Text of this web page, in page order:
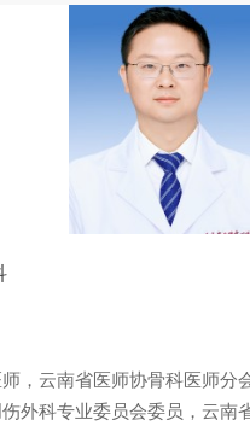
，云南省医师协骨科医师分
外科专业委员会委员，云南